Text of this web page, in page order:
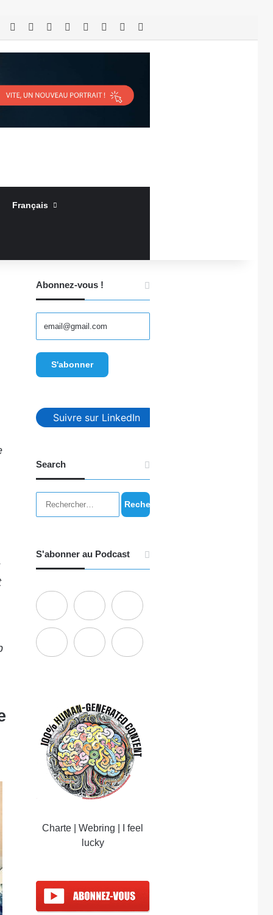
RSS Facebook LinkedinYouTubeConnexionArticle Aléatoire
Français
Abonnez-vous !
Suivre sur LinkedIn
Search
Rechercher :
S'abonner au Podcast
Charte |Webring
I feel
lucky